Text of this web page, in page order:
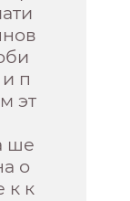
п
эт
ше
о
к к